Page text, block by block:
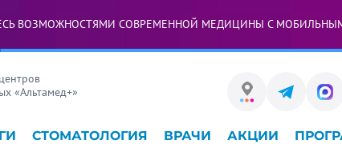
ВОЗМОЖНОСТЯМИ СОВРЕМЕННОЙ МЕДИЦИНЫ С
«Альтамед+»
СТОМАТОЛОГИЯ ВРАЧИ АКЦИИ